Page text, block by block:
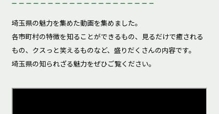
埼玉県の魅力を集めた動画を集めました。
各市町村の特徴を知ることができるもの、見るだけで癒される
もの、 クスっと笑えるものなど、盛りだくさんの内容です。
埼玉県の知られざる魅力をぜひご覧ください。